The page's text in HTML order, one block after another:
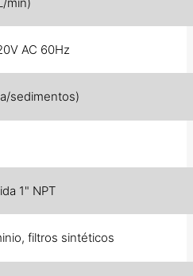
AC 60Hz
sedimentos)
1" NPT
filtros sintéticos